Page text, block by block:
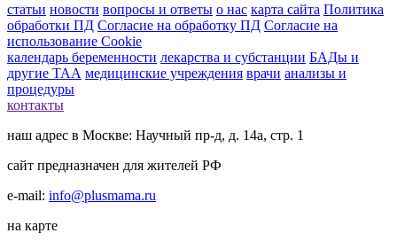
статьи новости вопросы и ответы о нас карта сайта Политика
обработки ПД Согласие на обработку ПД Согласие на
использование Cookie
календарь беременности лекарства и субстанции БАДы и
другие ТАА медицинские учреждения врачи анализы и
процедуры
контакты
наш адрес в Москве: Научный пр-д, д. 14а, стр. 1
сайт предназначен для жителей РФ
e-mail: info@plusmama.ru
на карте